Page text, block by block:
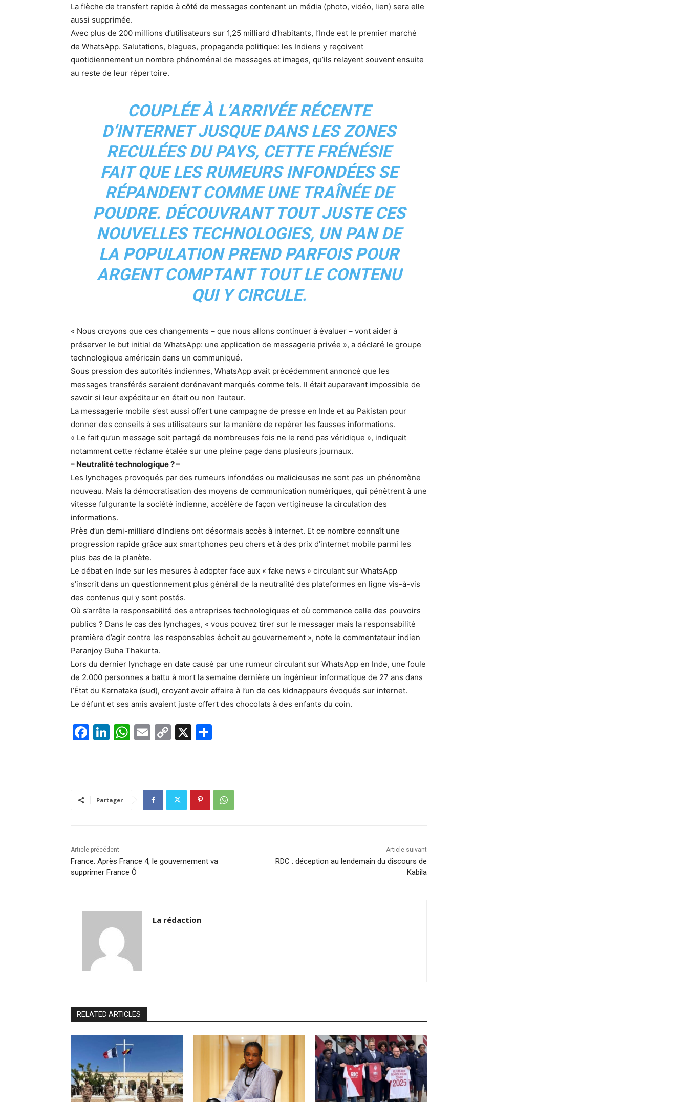
La flèche de transfert rapide à côté de messages contenant un média (photo, vidéo, lien) sera elle
aussi supprimée.
Avec plus de 200 millions d’utilisateurs sur 1,25 milliard d’habitants, l’Inde est le premier marché
de WhatsApp. Salutations, blagues, propagande politique: les Indiens y reçoivent
quotidiennement un nombre phénoménal de messages et images, qu’ils relayent souvent ensuite
au reste de leur répertoire.
COUPLÉE À L’ARRIVÉE RÉCENTE
D’INTERNET JUSQUE DANS LES ZONES
RECULÉES DU PAYS, CETTE FRÉNÉSIE
FAIT QUE LES RUMEURS INFONDÉES SE
RÉPANDENT COMME UNE TRAÎNÉE DE
POUDRE. DÉCOUVRANT TOUT JUSTE CES
NOUVELLES TECHNOLOGIES, UN PAN DE
LA POPULATION PREND PARFOIS POUR
ARGENT COMPTANT TOUT LE CONTENU
QUI Y CIRCULE.
« Nous croyons que ces changements – que nous allons continuer à évaluer – vont aider à
préserver le but initial de WhatsApp: une application de messagerie privée », a déclaré le groupe
technologique américain dans un communiqué.
Sous pression des autorités indiennes, WhatsApp avait précédemment annoncé que les
messages transférés seraient dorénavant marqués comme tels. Il était auparavant impossible de
savoir si leur expéditeur en était ou non l’auteur.
La messagerie mobile s’est aussi offert une campagne de presse en Inde et au Pakistan pour
donner des conseils à ses utilisateurs sur la manière de repérer les fausses informations.
« Le fait qu’un message soit partagé de nombreuses fois ne le rend pas véridique », indiquait
notamment cette réclame étalée sur une pleine page dans plusieurs journaux.
– Neutralité technologique ? –
Les lynchages provoqués par des rumeurs infondées ou malicieuses ne sont pas un phénomène
nouveau. Mais la démocratisation des moyens de communication numériques, qui pénètrent à une
vitesse fulgurante la société indienne, accélère de façon vertigineuse la circulation des
informations.
Près d’un demi-milliard d’Indiens ont désormais accès à internet. Et ce nombre connaît une
progression rapide grâce aux smartphones peu chers et à des prix d’internet mobile parmi les
plus bas de la planète.
Le débat en Inde sur les mesures à adopter face aux « fake news » circulant sur WhatsApp
s’inscrit dans un questionnement plus général de la neutralité des plateformes en ligne vis-à-vis
des contenus qui y sont postés.
Où s’arrête la responsabilité des entreprises technologiques et où commence celle des pouvoirs
publics ? Dans le cas des lynchages, « vous pouvez tirer sur le messager mais la responsabilité
première d’agir contre les responsables échoit au gouvernement », note le commentateur indien
Paranjoy Guha Thakurta.
Lors du dernier lynchage en date causé par une rumeur circulant sur WhatsApp en Inde, une foule
de 2.000 personnes a battu à mort la semaine dernière un ingénieur informatique de 27 ans dans
l’État du Karnataka (sud), croyant avoir affaire à l’un de ces kidnappeurs évoqués sur internet.
Le défunt et ses amis avaient juste offert des chocolats à des enfants du coin.
F
b
k
Li
dI
W E
C
Li
n
X
er
Partager
Article précédent
France: Après France 4, le gouvernement va
supprimer France Ô
Article suivant
RDC : déception au lendemain du discours de
Kabila
La rédaction
RELATED ARTICLES